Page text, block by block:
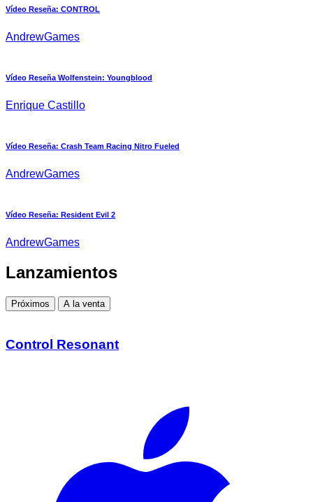
Vídeo Reseña: CONTROL
AndrewGames
Vídeo Reseña Wolfenstein: Youngblood
Enrique Castillo
Vídeo Reseña: Crash Team Racing Nitro Fueled
AndrewGames
Vídeo Reseña: Resident Evil 2
AndrewGames
Lanzamientos
Próximos A la venta
Control Resonant